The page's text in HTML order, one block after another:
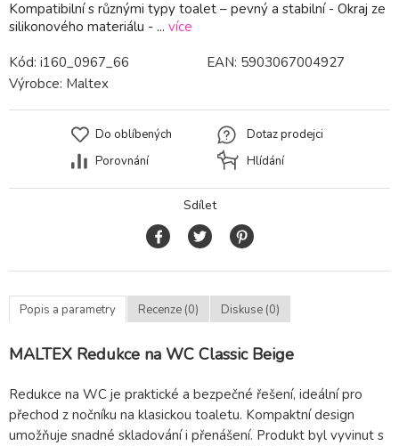
Kompatibilní s různými typy toalet – pevný a stabilní - Okraj ze
silikonového materiálu - ... více
Kód: i160_0967_66 EAN: 5903067004927
Výrobce: Maltex
Do oblíbených
Porovnání
Dotaz prodejci
Hlídání
Sdílet
Popis a parametry Recenze (0) Diskuse (0)
MALTEX Redukce na WC Classic Beige
Redukce na WC je praktické a bezpečné řešení, ideální pro
přechod z nočníku na klasickou toaletu. Kompaktní design
umožňuje snadné skladování i přenášení. Produkt byl vyvinut s